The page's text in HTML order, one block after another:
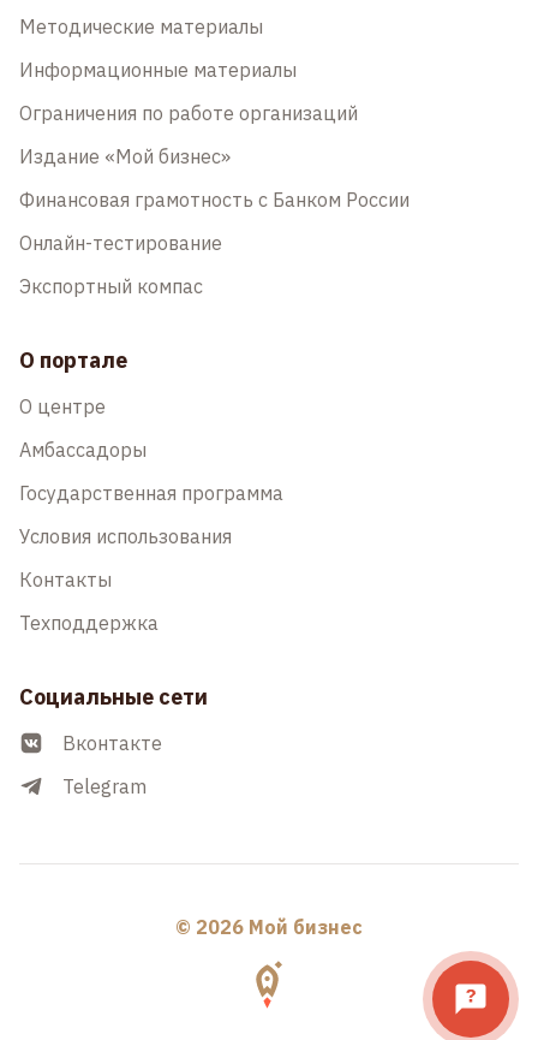
Методические материалы
Информационные материалы
Ограничения по работе организаций
Издание «Мой бизнес»
Финансовая грамотность с Банком России
Онлайн-тестирование
Экспортный компас
О портале
О центре
Амбассадоры
Государственная программа
Условия использования
Контакты
Техподдержка
Социальные сети
Вконтакте
Telegram
© 2026 Мой бизнес